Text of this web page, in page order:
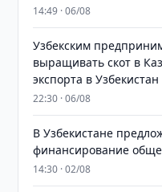
14:49 · 06/08
Узбекским
выращивать скот в
экспорта в Узбекистан
22:30 · 06/08
В Узбекистане
финансирование
14:30 · 02/08